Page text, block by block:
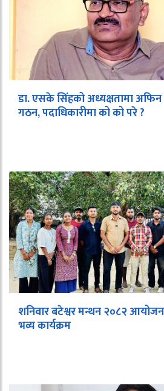
डा. एसके सिंहको अध्यक्षतामा अफिन
गठन, पदाधिकारीमा को को परे ?
शनिवार बटेश्वर मन्थन २०८२
भव्य कार्यक्रम